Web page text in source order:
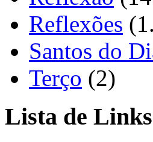
Reflexões
Santos do
Terço (2)
Lista de Links